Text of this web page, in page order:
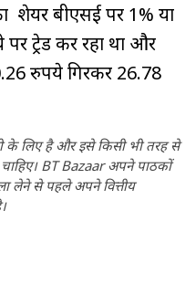
बीएसई पर 1% या
ट्रेड कर रहा था और
रुपये गिरकर 26.78
के लिए है और इसे किसी भी तरह से
BT Bazaar अपने पाठकों
लेने से पहले अपने वित्तीय